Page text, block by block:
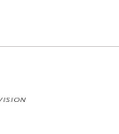
zoznam
uložiť do